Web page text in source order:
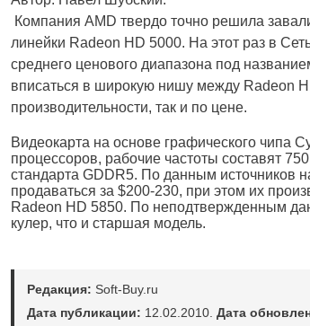
Компания AMD твердо точно решила
линейки Radeon HD 5000. На этот раз в
среднего ценового диапазона под
вписаться в широкую нишу между Radeon
производительности, так и по цене.
Видеокарта на основе графического чипа
процессоров, рабочие частоты составят
стандарта GDDR5. По данным источников
продаваться за $200-230, при этом их
Radeon HD 5850. По неподтвержденным
кулер, что и старшая модель.
Редакция: Soft-Buy.ru
Дата публикации: 12.02.2010. Дата